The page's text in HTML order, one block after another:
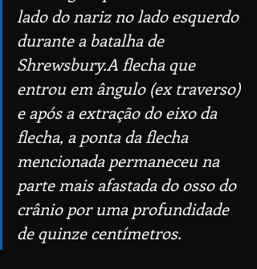
lado do nariz no lado esquerdo
durante a batalha de
Shrewsbury.A flecha que
entrou em ângulo (ex traverso)
e após a extração do eixo da
flecha, a ponta da flecha
mencionada permaneceu na
parte mais afastada do osso do
crânio por uma profundidade
de quinze centímetros.